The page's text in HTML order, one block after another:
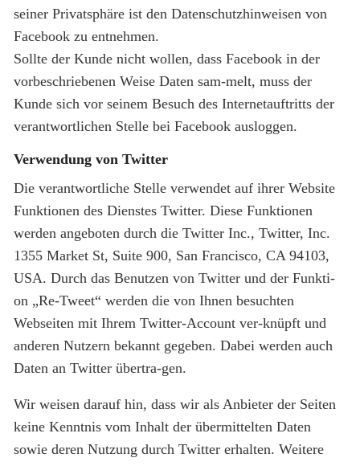
seiner Privatsphäre ist den Datenschutzhinweisen von
Facebook zu entnehmen.
Sollte der Kunde nicht wollen, dass Facebook in der
vorbeschriebenen Weise Daten sam-melt, muss der
Kunde sich vor seinem Besuch des Internetauftritts der
verantwortlichen Stelle bei Facebook ausloggen.
Verwendung von Twitter
Die verantwortliche Stelle verwendet auf ihrer Website
Funktionen des Dienstes Twitter. Diese Funktionen
werden angeboten durch die Twitter Inc., Twitter, Inc.
1355 Market St, Suite 900, San Francisco, CA 94103,
USA. Durch das Benutzen von Twitter und der Funkti-
on „Re-Tweet“ werden die von Ihnen besuchten
Webseiten mit Ihrem Twitter-Account ver-knüpft und
anderen Nutzern bekannt gegeben. Dabei werden auch
Daten an Twitter übertra-gen.
Wir weisen darauf hin, dass wir als Anbieter der Seiten
keine Kenntnis vom Inhalt der übermittelten Daten
sowie deren Nutzung durch Twitter erhalten. Weitere